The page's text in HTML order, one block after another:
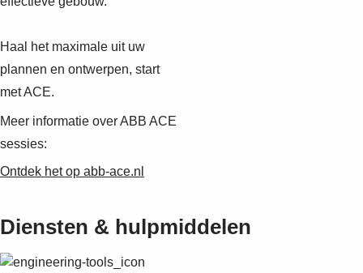
Haal het maximale uit uw
plannen en ontwerpen, start
met ACE.
Meer informatie over ABB ACE
sessies:
Ontdek het op abb-ace.nl
Diensten & hulpmiddelen